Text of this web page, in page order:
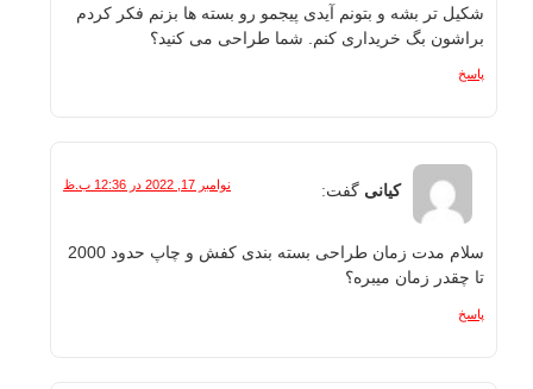
شکیل تر بشه و بتونم آیدی پیجمو رو بسته ها بزنم فکر کردم
براشون بگ خریداری کنم. شما طراحی می کنید؟
کیانی گفت:
سلام مدت زمان طراحی بسته بندی کفش و چاپ حدود 2000
تا چقدر زمان میبره؟